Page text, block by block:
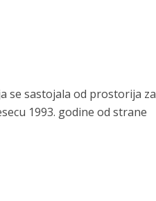
se sastojala od prostorija za
1993. godine od strane